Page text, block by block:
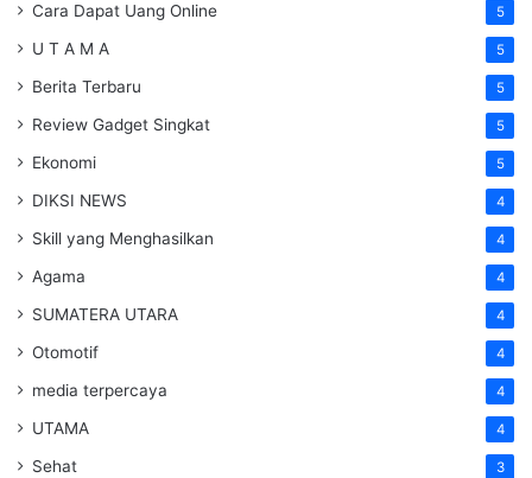
Cara Dapat Uang Online 5
U T A M A 5
Berita Terbaru 5
Review Gadget Singkat 5
Ekonomi 5
DIKSI NEWS 4
Skill yang Menghasilkan 4
Agama 4
SUMATERA UTARA 4
Otomotif 4
media terpercaya 4
UTAMA 4
Sehat 3